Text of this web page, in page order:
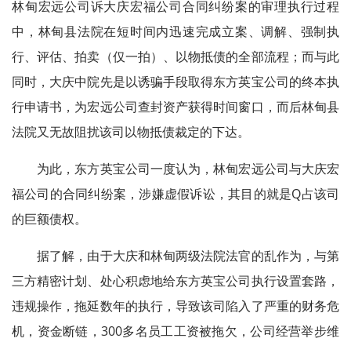
林甸宏远公司诉大庆宏福公司合同纠纷案的审理执行过程
中，林甸县法院在短时间内迅速完成立案、调解、强制执
行、评估、拍卖（仅一拍）、以物抵债的全部流程；而与此
同时，大庆中院先是以诱骗手段取得东方英宝公司的终本执
行申请书，为宏远公司查封资产获得时间窗口，而后林甸县
法院又无故阻扰该司以物抵债裁定的下达。
为此，东方英宝公司一度认为，林甸宏远公司与大庆宏
福公司的合同纠纷案，涉嫌虚假诉讼，其目的就是Q占该司
的巨额债权。
据了解，由于大庆和林甸两级法院法官的乱作为，与第
三方精密计划、处心积虑地给东方英宝公司执行设置套路，
违规操作，拖延数年的执行，导致该司陷入了严重的财务危
机，资金断链，300多名员工工资被拖欠，公司经营举步维